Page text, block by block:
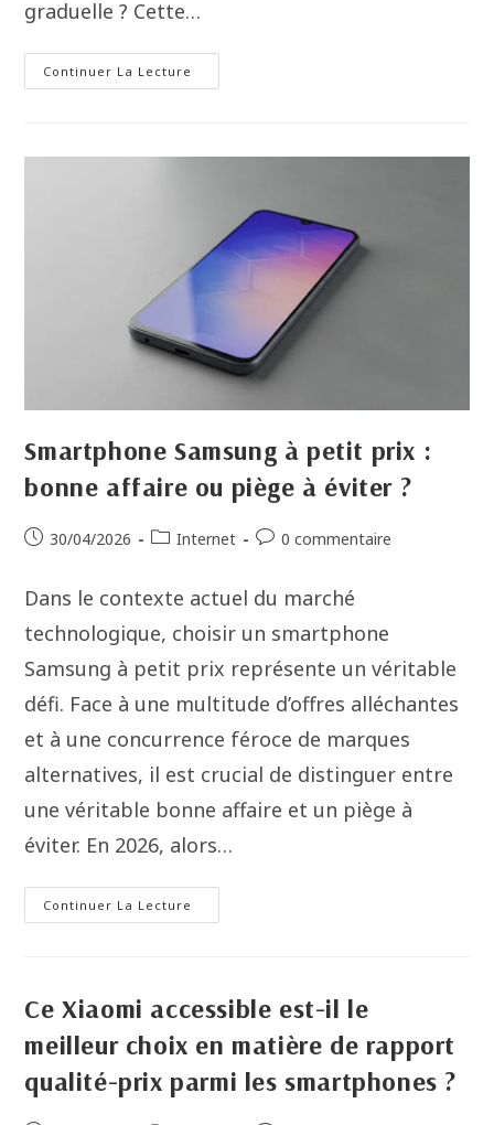
graduelle ? Cette…
Continuer La Lecture
Smartphone Samsung à petit prix :
bonne affaire ou piège à éviter ?
30/04/2026 Internet 0 commentaire
Dans le contexte actuel du marché
technologique, choisir un smartphone
Samsung à petit prix représente un véritable
défi. Face à une multitude d’offres alléchantes
et à une concurrence féroce de marques
alternatives, il est crucial de distinguer entre
une véritable bonne affaire et un piège à
éviter. En 2026, alors…
Continuer La Lecture
Ce Xiaomi accessible est-il le
meilleur choix en matière de rapport
qualité-prix parmi les smartphones ?